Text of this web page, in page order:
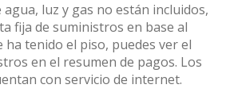
luz y gas no están incluidos,
fija de suministros en base al
tenido el piso, puedes ver el
en el resumen de pagos. Los
con servicio de internet.